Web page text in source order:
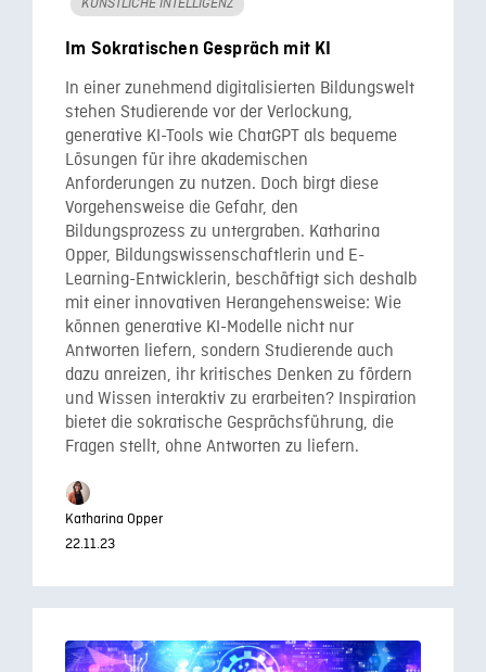
KÜNSTLICHE INTELLIGENZ
Im Sokratischen Gespräch mit KI
In einer zunehmend digitalisierten Bildungswelt
stehen Studierende vor der Verlockung,
generative KI-Tools wie ChatGPT als bequeme
Lösungen für ihre akademischen
Anforderungen zu nutzen. Doch birgt diese
Vorgehensweise die Gefahr, den
Bildungsprozess zu untergraben. Katharina
Opper, Bildungswissenschaftlerin und E-
Learning-Entwicklerin, beschäftigt sich deshalb
mit einer innovativen Herangehensweise: Wie
können generative KI-Modelle nicht nur
Antworten liefern, sondern Studierende auch
dazu anreizen, ihr kritisches Denken zu fördern
und Wissen interaktiv zu erarbeiten? Inspiration
bietet die sokratische Gesprächsführung, die
Fragen stellt, ohne Antworten zu liefern.
Katharina Opper
22.11.23